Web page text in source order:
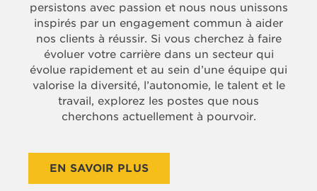
persistons avec passion et nous nous unissons
inspirés par un engagement commun à aider
nos clients à réussir. Si vous cherchez à faire
évoluer votre carrière dans un secteur qui
évolue rapidement et au sein d’une équipe qui
valorise la diversité, l’autonomie, le talent et le
travail, explorez les postes que nous
cherchons actuellement à pourvoir.
EN SAVOIR PLUS